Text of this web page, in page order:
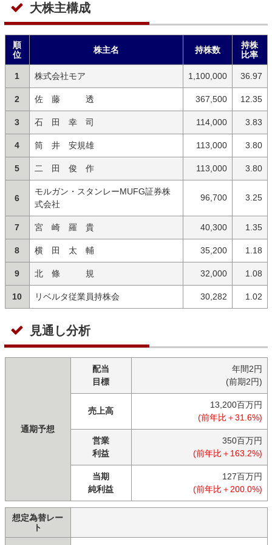
大株主構成
順
位
株主名 持株数
持株
比率
1 株式会社モア 1,100,000 36.97
2 佐 藤 透 367,500 12.35
3 石 田 幸 司 114,000 3.83
4 筒 井 安規雄 113,000 3.80
5 二 田 俊 作 113,000 3.80
6
モルガン・スタンレーMUFG証券株
式会社
96,700 3.25
7 宮 崎 羅 貴 40,300 1.35
8 横 田 太 輔 35,200 1.18
9 北 條 規 32,000 1.08
10 リベルタ従業員持株会 30,282 1.02
見通し分析
通期予想
配当
目標
年間2円
(前期2円)
売上高
13,200百万円
(前年比＋31.6%)
営業
利益
350百万円
(前年比＋163.2%)
当期
純利益
127百万円
(前年比＋200.0%)
想定為替レー
ト